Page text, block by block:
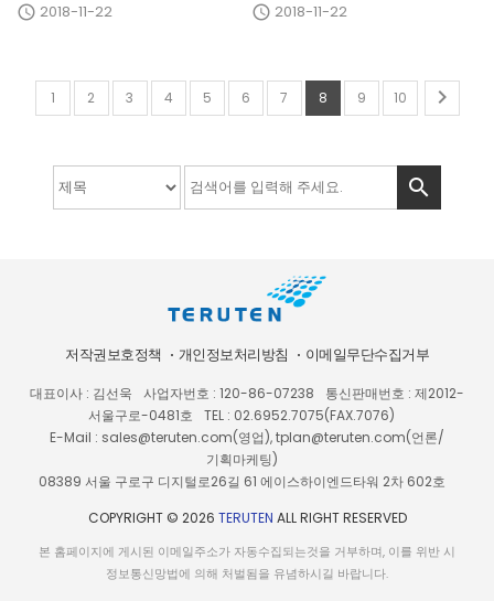
 2018-11-22  2018-11-22
1 2 3 4 5 6 7 8 9 10 

저작권보호정책 개인정보처리방침 이메일무단수집거부
대표이사 : 김선욱 사업자번호 : 120-86-07238
통신판매번호 : 제2012-
서울구로-0481호
TEL : 02.6952.7075(FAX.7076)
E-Mail : sales@teruten.com(영업), tplan@teruten.com(언론/
기획마케팅)
08389 서울 구로구 디지털로26길 61 에이스하이엔드타워 2차 602호
COPYRIGHT © 2026 TERUTEN ALL RIGHT RESERVED
본 홈페이지에 게시된 이메일주소가 자동수집되는것을 거부하며, 이를 위반 시
정보통신망법에 의해 처벌됨을 유념하시길 바랍니다.